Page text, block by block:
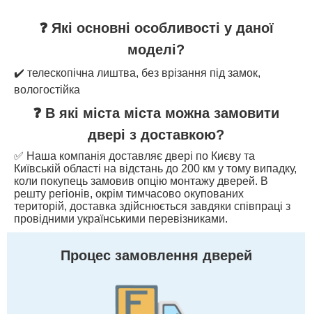
❓ Які основні особливості у даної
моделі?
✔️ телескопічна лиштва, без врізання під замок,
вологостійка
❓ В які міста міста можна замовити
двері з доставкою?
✅ Наша компанія доставляє двері по Києву та
Київській області на відстань до 200 км у тому випадку,
коли покупець замовив опцію монтажу дверей. В
решту регіонів, окрім тимчасово окупованих
територій, доставка здійснюється завдяки співпраці з
провідними українськими перевізниками.
Процес замовлення дверей